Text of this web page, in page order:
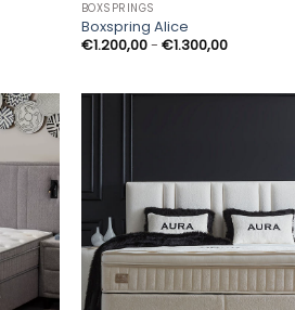
BOXSPRINGS
Boxspring Alice
€1.200,00- €1.300,00Prijsklasse:
€1.200,00